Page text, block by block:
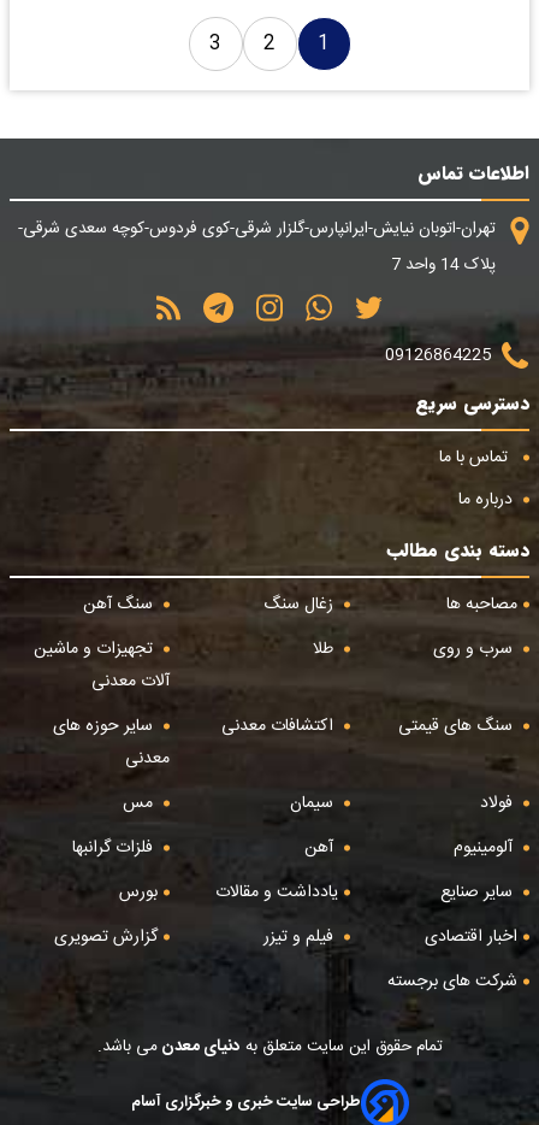
1
2
3
اطلاعات تماس
تهران-اتوبان نیایش-ایرانپارس-گلزار شرقی-کوی فردوس-کوچه سعدی شرقی-
پلاک 14 واحد 7
09126864225
دسترسی سریع
تماس با ما
درباره ما
دسته بندی مطالب
مصاحبه ها
زغال سنگ
سنگ آهن
سرب و روی
طلا
تجهیزات و ماشین
آلات معدنی
سنگ های قیمتی
اکتشافات معدنی
سایر حوزه های
معدنی
فولاد
سیمان
مس
آلومینیوم
آهن
فلزات گرانبها
سایر صنایع
یادداشت و مقالات
بورس
اخبار اقتصادی
فیلم و تیزر
گزارش تصویری
شرکت های برجسته
تمام حقوق این سایت متعلق به دنیای معدنمی باشد.
طراحی سایت خبری و خبرگزاری آسام